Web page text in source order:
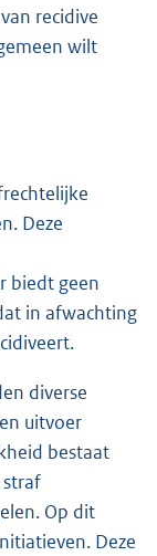
recidive
wilt
Deze
biedt geen
in afwachting
diverse
uitvoer
bestaat
Op dit
Deze